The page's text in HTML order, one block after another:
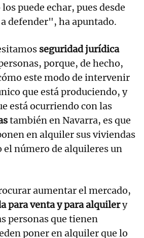
puede echar, pues desde
defender", ha apuntado.
seguridad jurídica
porque, de hecho,
este modo de intervenir
que está produciendo, y
está ocurriendo con las
también en Navarra, es que
en alquiler sus viviendas
el número de alquileres un
aumentar el mercado,
para venta y para alquilery
personas que tienen
poner en alquiler que lo